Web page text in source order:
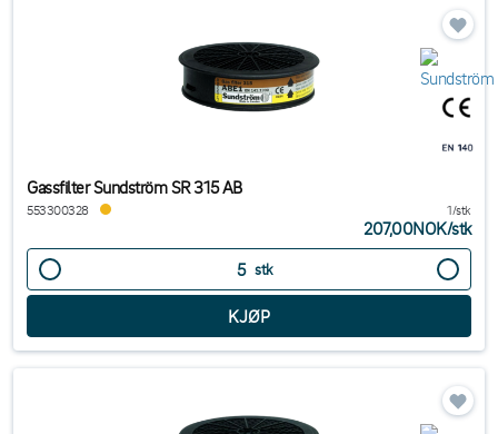
Gassfilter Sundström SR 315 AB
553300328 1/stk
207,00NOK/stk
stk